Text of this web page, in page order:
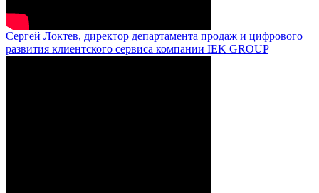
Сергей Локтев, директор департамента продаж и цифрового
развития клиентского сервиса компании IEK GROUP